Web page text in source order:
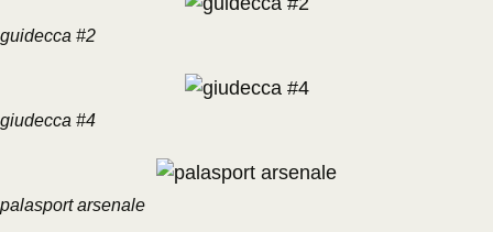
guidecca #2
giudecca #4
palasport arsenale